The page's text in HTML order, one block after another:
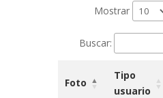
Mostrar
Buscar:
Foto
Tipo
usuario